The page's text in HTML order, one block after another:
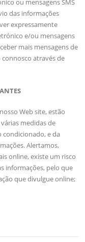
ou mensagens SMS
das informações
expressamente
e/ou mensagens
mais mensagens de
através de
Web site, estão
medidas de
condicionado, e da
Alertamos,
online, existe um risco
informações, pelo que
que divulgue online;